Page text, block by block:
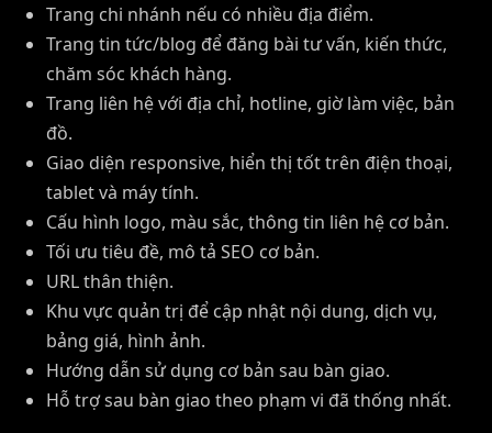
Trang chi nhánh nếu có nhiều địa điểm.
Trang tin tức/blog để đăng bài tư vấn, kiến thức,
chăm sóc khách hàng.
Trang liên hệ với địa chỉ, hotline, giờ làm việc, bản
đồ.
Giao diện responsive, hiển thị tốt trên điện thoại,
tablet và máy tính.
Cấu hình logo, màu sắc, thông tin liên hệ cơ bản.
Tối ưu tiêu đề, mô tả SEO cơ bản.
URL thân thiện.
Khu vực quản trị để cập nhật nội dung, dịch vụ,
bảng giá, hình ảnh.
Hướng dẫn sử dụng cơ bản sau bàn giao.
Hỗ trợ sau bàn giao theo phạm vi đã thống nhất.